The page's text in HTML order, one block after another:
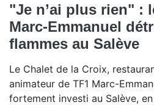
"Je n’ai plus rien" :
Marc-Emmanuel
flammes au Salève
Le Chalet de la Croix,
animateur de TF1 Marc-
fortement investi au Salève,